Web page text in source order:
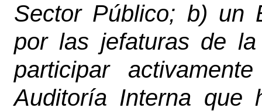
Sector Público; b) un
por las jefaturas de
participar
Auditoría Interna que